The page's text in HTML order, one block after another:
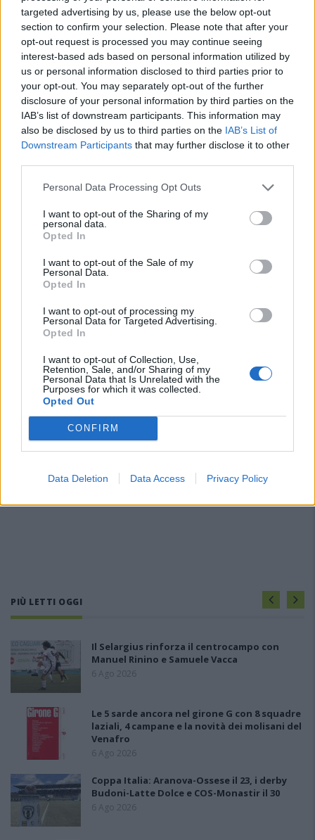
targeted advertising by us, please use the below opt-out
section to confirm your selection. Please note that after your
opt-out request is processed you may continue seeing
interest-based ads based on personal information utilized by
us or personal information disclosed to third parties prior to
your opt-out. You may separately opt-out of the further
disclosure of your personal information by third parties on the
IAB’s list of downstream participants. This information may
also be disclosed by us to third parties on the IAB’s List of
Downstream Participants that may further disclose it to other
Personal Data Processing Opt Outs
I want to opt-out of the Sharing of my
personal data.
Opted In
I want to opt-out of the Sale of my
Personal Data.
Opted In
I want to opt-out of processing my
Personal Data for Targeted Advertising.
Opted In
I want to opt-out of Collection, Use,
Retention, Sale, and/or Sharing of my
Personal Data that Is Unrelated with the
Purposes for which it was collected.
Opted Out
CONFIRM
Data Deletion Data Access Privacy Policy
Nuorese, parte la programmazione:
Francesco Cattide è il nuovo tecnico
29 Lug 2026
PIÙ LETTI OGGI
Il Selargius rinforza il centrocampo con
Manuel Rinino e Samuele Vacca
6 Ago 2026
Le 5 sarde ancora nel girone G con 8 squadre
laziali, 4 campane e la novità dei molisani del
Venafro
6 Ago 2026
Coppa Italia: Aranova-Ossese il 23, i derby
Budoni-Latte Dolce e COS-Monastir il 30
6 Ago 2026